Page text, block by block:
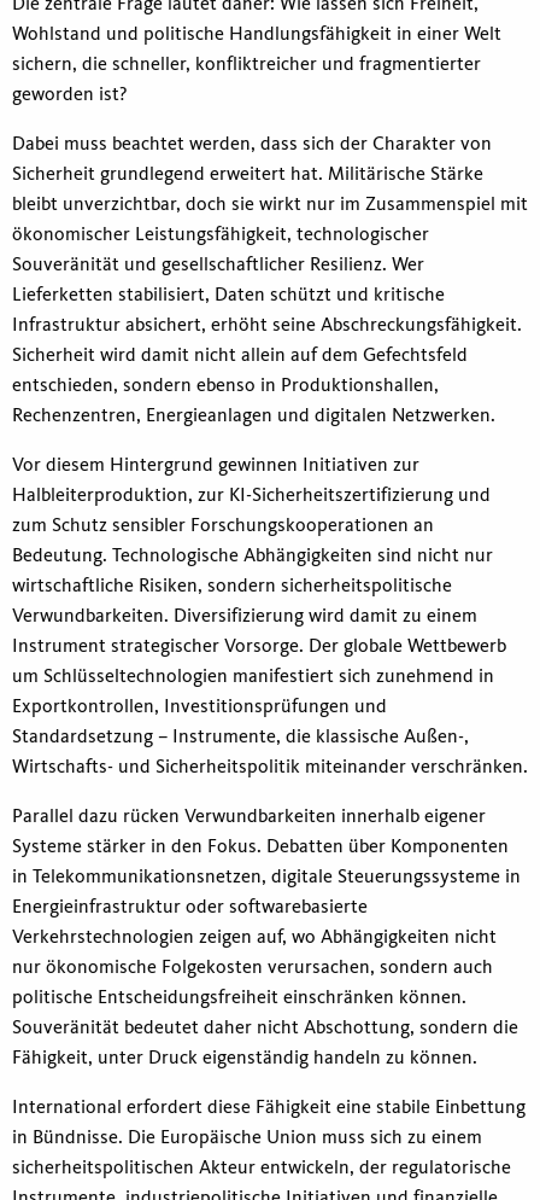
Wohlstand und politische Handlungsfähigkeit in einer Welt
sichern, die schneller, konfliktreicher und fragmentierter
geworden ist?
Dabei muss beachtet werden, dass sich der Charakter von
Sicherheit grundlegend erweitert hat. Militärische Stärke
bleibt unverzichtbar, doch sie wirkt nur im Zusammenspiel mit
ökonomischer Leistungsfähigkeit, technologischer
Souveränität und gesellschaftlicher Resilienz. Wer
Lieferketten stabilisiert, Daten schützt und kritische
Infrastruktur absichert, erhöht seine Abschreckungsfähigkeit.
Sicherheit wird damit nicht allein auf dem Gefechtsfeld
entschieden, sondern ebenso in Produktionshallen,
Rechenzentren, Energieanlagen und digitalen Netzwerken.
Vor diesem Hintergrund gewinnen Initiativen zur
Halbleiterproduktion, zur KI-Sicherheitszertifizierung und
zum Schutz sensibler Forschungskooperationen an
Bedeutung. Technologische Abhängigkeiten sind nicht nur
wirtschaftliche Risiken, sondern sicherheitspolitische
Verwundbarkeiten. Diversifizierung wird damit zu einem
Instrument strategischer Vorsorge. Der globale Wettbewerb
um Schlüsseltechnologien manifestiert sich zunehmend in
Exportkontrollen, Investitionsprüfungen und
Standardsetzung – Instrumente, die klassische Außen-,
Wirtschafts- und Sicherheitspolitik miteinander verschränken.
Parallel dazu rücken Verwundbarkeiten innerhalb eigener
Systeme stärker in den Fokus. Debatten über Komponenten
in Telekommunikationsnetzen, digitale Steuerungssysteme in
Energieinfrastruktur oder softwarebasierte
Verkehrstechnologien zeigen auf, wo Abhängigkeiten nicht
nur ökonomische Folgekosten verursachen, sondern auch
politische Entscheidungsfreiheit einschränken können.
Souveränität bedeutet daher nicht Abschottung, sondern die
Fähigkeit, unter Druck eigenständig handeln zu können.
International erfordert diese Fähigkeit eine stabile Einbettung
in Bündnisse. Die Europäische Union muss sich zu einem
sicherheitspolitischen Akteur entwickeln, der regulatorische